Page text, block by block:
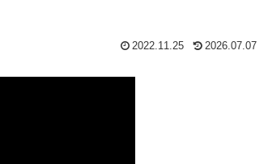
2022.11.25 2026.07.07